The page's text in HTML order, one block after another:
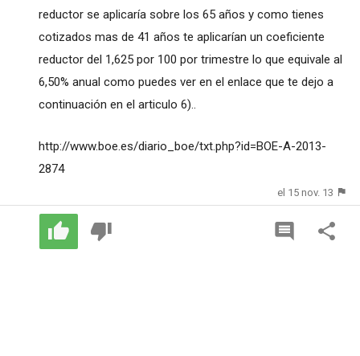
reductor se aplicaría sobre los 65 años y como tienes
cotizados mas de 41 años te aplicarían un coeficiente
reductor del 1,625 por 100 por trimestre lo que equivale al
6,50% anual como puedes ver en el enlace que te dejo a
continuación en el articulo 6)..
http://www.boe.es/diario_boe/txt.php?id=BOE-A-2013-
2874
el 15 nov. 13